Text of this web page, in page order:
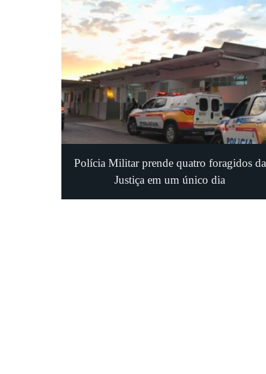
Polícia Militar prende quatro foragidos da
Justiça em um único dia